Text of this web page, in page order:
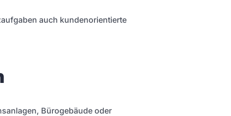
auch kundenorientierte
Bürogebäude oder